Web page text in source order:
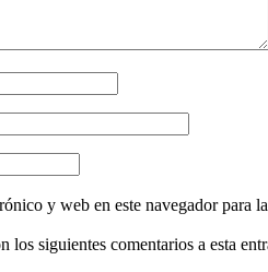
y web en este navegador para
siguientes comentarios a esta